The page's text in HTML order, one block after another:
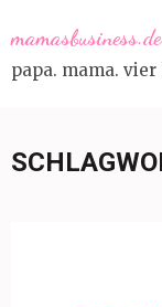
to
content
mamasbusiness.de
papa. mama.